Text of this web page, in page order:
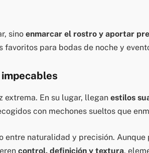
sino enmarcar el rostro y aportar
favoritos para bodas de noche y
extrema. En su lugar, llegan estilos
con mechones sueltos que
entre naturalidad y precisión. Aunque
control, definición y textura,